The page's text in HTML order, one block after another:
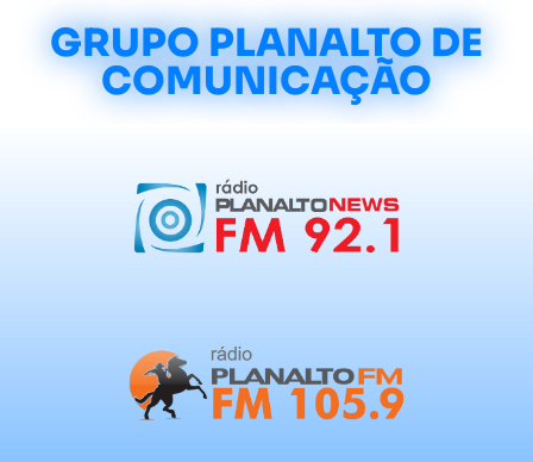
GRUPO PLANALTO DE
COMUNICAÇÃO